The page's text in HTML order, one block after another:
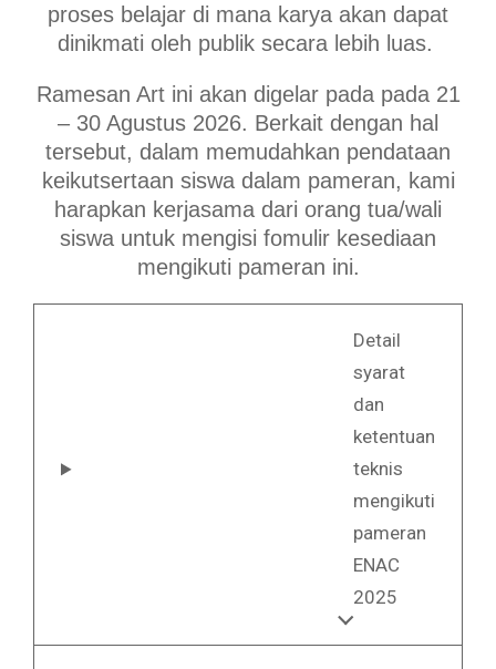
proses belajar di mana karya akan dapat
dinikmati oleh publik secara lebih luas.
Ramesan Art ini akan digelar pada pada 21
– 30 Agustus 2026. Berkait dengan hal
tersebut, dalam memudahkan pendataan
keikutsertaan siswa dalam pameran, kami
harapkan kerjasama dari orang tua/wali
siswa untuk mengisi fomulir kesediaan
mengikuti pameran ini.
Detail
syarat
dan
ketentuan
teknis
mengikuti
pameran
ENAC
2025